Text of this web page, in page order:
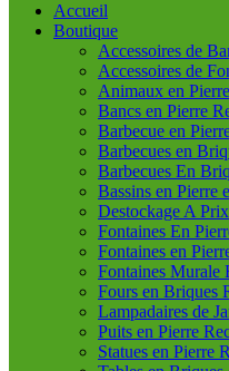
Accueil
Boutique
Accessoires de
Accessoires de
Animaux en
Bancs en Pierre
Barbecue en
Barbecues en
Barbecues En
Bassins en Pierre
Destockage A
Fontaines En
Fontaines en
Fontaines Murale
Fours en Briques
Lampadaires de
Puits en Pierre
Statues en Pierre